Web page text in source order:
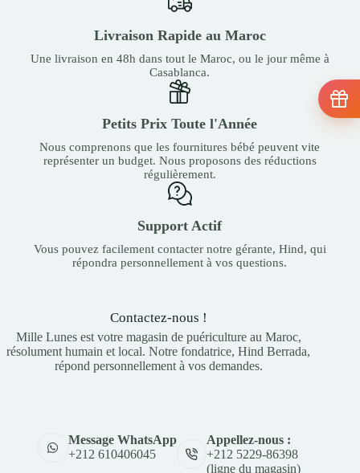
Livraison Rapide au Maroc
Une livraison en 48h dans tout le Maroc, ou le jour même à
Casablanca.
Petits Prix Toute l'Année
Nous comprenons que les fournitures bébé peuvent vite
représenter un budget. Nous proposons des réductions
régulièrement.
Support Actif
Vous pouvez facilement contacter notre gérante, Hind, qui
répondra personnellement à vos questions.
Contactez-nous !
Mille Lunes est votre magasin de puériculture au Maroc,
résolument humain et local. Notre fondatrice, Hind Berrada,
répond personnellement à vos demandes.
Message WhatsApp
+212 610406045
Appellez-nous :
+212 5229-86398
(ligne du magasin)